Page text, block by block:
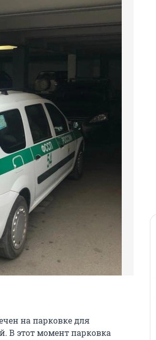
на парковке для
В этот момент парковка